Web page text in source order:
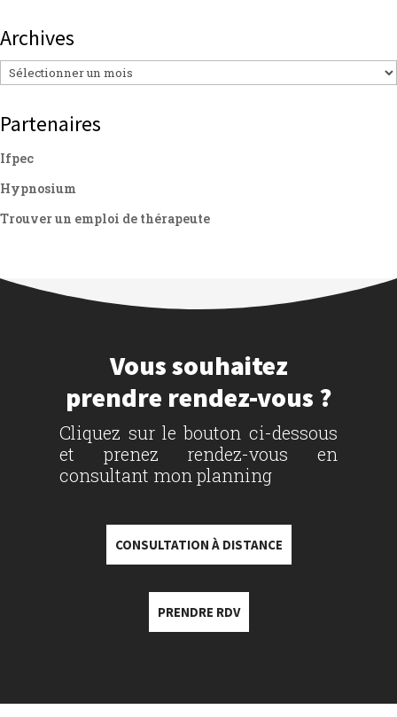
Archives
Archives
Partenaires
Ifpec
Hypnosium
Trouver un emploi de thérapeute
Vous souhaitez
prendre rendez-vous ?
Cliquez sur le bouton ci-dessous
et prenez rendez-vous en
consultant mon planning
CONSULTATION À DISTANCE
PRENDRE RDV